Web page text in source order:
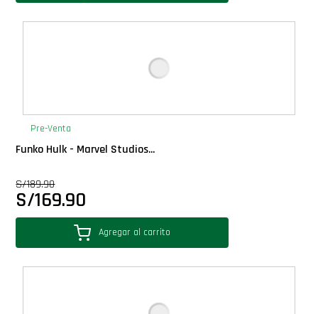
Pre-Venta
Funko Hulk - Marvel Studios...
S/189.90
S/169.90
Agregar al carrito